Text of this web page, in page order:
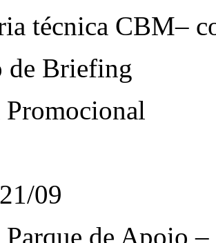
técnica CBM–
de Briefing
Promocional
09
Parque de Apoio